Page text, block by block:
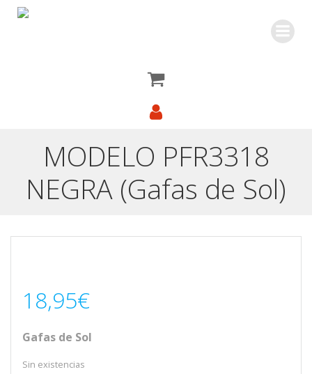
Saltar
MODELO PFR3318
NEGRA (Gafas de Sol)
18,95€
Gafas de Sol
Sin existencias